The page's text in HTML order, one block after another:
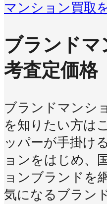
マンション買取
ブランド
考査定価格
ブランドマンシ
を知りたい方は
ッパーが手掛け
ョンをはじめ、
ョンブランドを
気になるブラン